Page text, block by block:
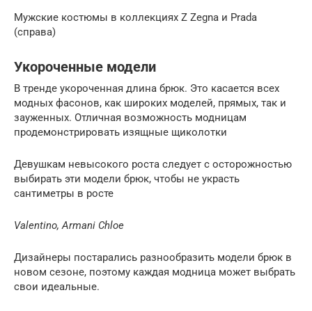
Мужские костюмы в коллекциях Z Zegna и Prada
(справа)
Укороченные модели
В тренде укороченная длина брюк. Это касается всех
модных фасонов, как широких моделей, прямых, так и
зауженных. Отличная возможность модницам
продемонстрировать изящные щиколотки
Девушкам невысокого роста следует с осторожностью
выбирать эти модели брюк, чтобы не украсть
сантиметры в росте
Valentino, Armani Chloe
Дизайнеры постарались разнообразить модели брюк в
новом сезоне, поэтому каждая модница может выбрать
свои идеальные.